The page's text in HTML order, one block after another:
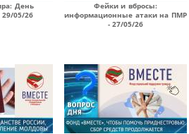
День
05/26
Фейки и вбросы:
информационные атаки на ПМР
- 27/05/26